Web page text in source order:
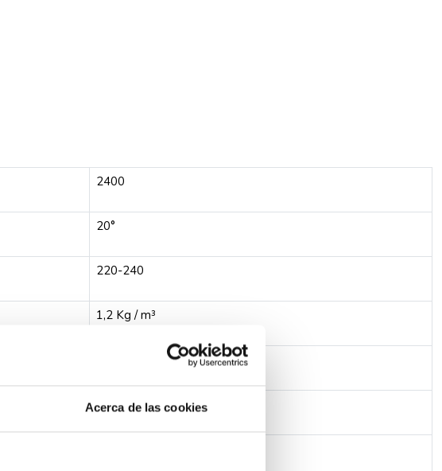
Acerca de las cookies
2400
20°
220-240
1,2 Kg / m³
100